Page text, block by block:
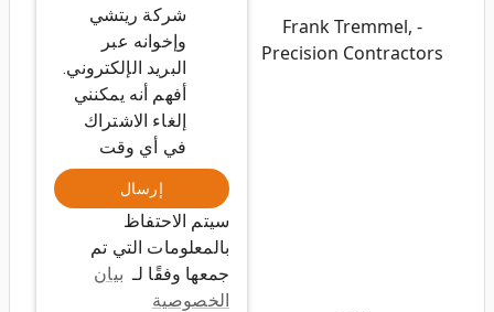
شركة ريتشي
وإخوانه عبر
البريد الإلكتروني.
أفهم أنه يمكنني
إلغاء الاشتراك
في أي وقت
إرسال
سيتم الاحتفاظ
بالمعلومات التي تم
جمعها وفقًا لـ بيان
الخصوصية
- Frank Tremmel,
Precision Contractors